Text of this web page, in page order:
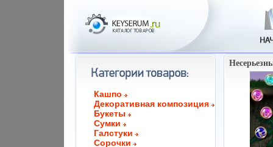
Кашпо
Декоративная композиция
Букеты
Сумки
Галстуки
Сорочки